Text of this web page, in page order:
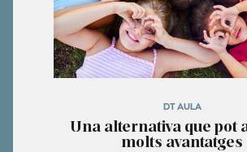
DT AULA
Una alternativa que pot
molts avantatges